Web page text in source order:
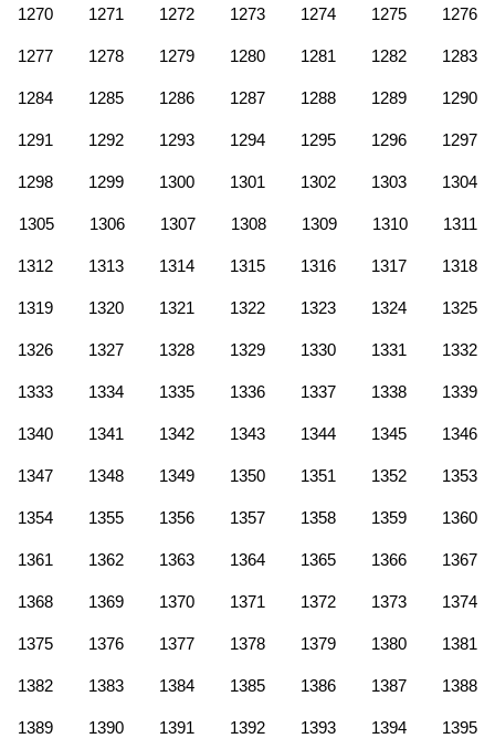
1270 1271 1272 1273 1274 1275 1276
1277 1278 1279 1280 1281 1282 1283
1284 1285 1286 1287 1288 1289 1290
1291 1292 1293 1294 1295 1296 1297
1298 1299 1300 1301 1302 1303 1304
1305 1306 1307 1308 1309 1310 1311
1312 1313 1314 1315 1316 1317 1318
1319 1320 1321 1322 1323 1324 1325
1326 1327 1328 1329 1330 1331 1332
1333 1334 1335 1336 1337 1338 1339
1340 1341 1342 1343 1344 1345 1346
1347 1348 1349 1350 1351 1352 1353
1354 1355 1356 1357 1358 1359 1360
1361 1362 1363 1364 1365 1366 1367
1368 1369 1370 1371 1372 1373 1374
1375 1376 1377 1378 1379 1380 1381
1382 1383 1384 1385 1386 1387 1388
1389 1390 1391 1392 1393 1394 1395